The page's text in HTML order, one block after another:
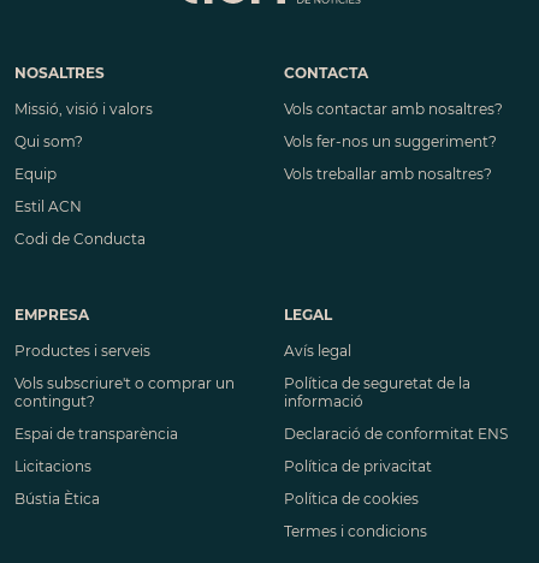
NOSALTRES
Missió, visió i valors
Qui som?
Equip
Estil ACN
Codi de Conducta
CONTACTA
Vols contactar amb nosaltres?
Vols fer-nos un suggeriment?
Vols treballar amb nosaltres?
EMPRESA
Productes i serveis
Vols subscriure't o comprar un
contingut?
Espai de transparència
Licitacions
Bústia Ètica
LEGAL
Avís legal
Política de seguretat de la
informació
Declaració de conformitat ENS
Política de privacitat
Política de cookies
Termes i condicions